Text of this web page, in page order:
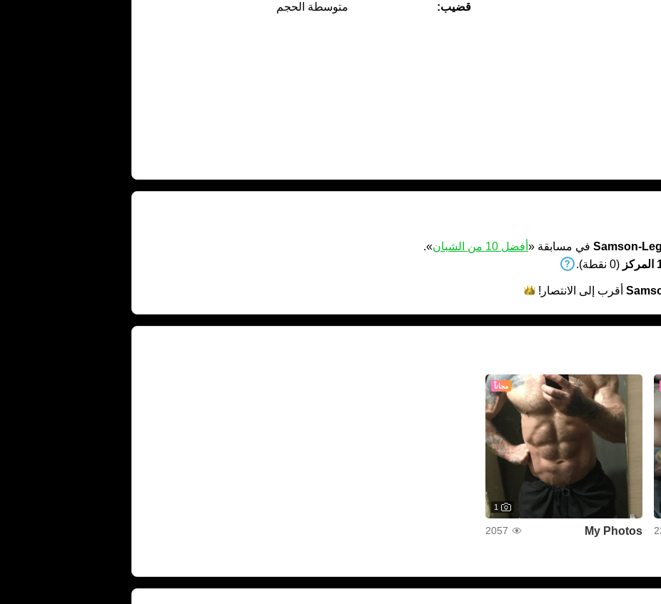
قضيب:
متوسطة الحجم
Samson- في مسابقة « أفضل 10 من الشبان
».
(0 نقطة).
أقرب إلى الانتصار!
مجاناً
1
My Photos
2057